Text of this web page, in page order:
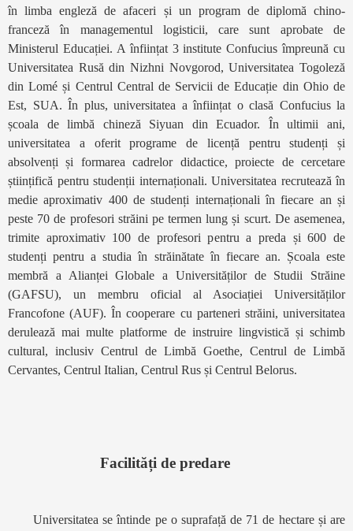
în limba engleză de afaceri și un program de diplomă chino-
franceză în managementul logisticii, care sunt aprobate de
Ministerul Educației. A înființat 3 institute Confucius împreună cu
Universitatea Rusă din Nizhni Novgorod, Universitatea Togoleză
din Lomé și Centrul Central de Servicii de Educație din Ohio de
Est, SUA. În plus, universitatea a înființat o clasă Confucius la
școala de limbă chineză Siyuan din Ecuador. În ultimii ani,
universitatea a oferit programe de licență pentru studenți și
absolvenți și formarea cadrelor didactice, proiecte de cercetare
științifică pentru studenții internaționali. Universitatea recrutează în
medie aproximativ 400 de studenți internaționali în fiecare an și
peste 70 de profesori străini pe termen lung și scurt. De asemenea,
trimite aproximativ 100 de profesori pentru a preda și 600 de
studenți pentru a studia în străinătate în fiecare an. Școala este
membră a Alianței Globale a Universităților de Studii Străine
(GAFSU), un membru oficial al Asociației Universităților
Francofone (AUF). În cooperare cu parteneri străini, universitatea
derulează mai multe platforme de instruire lingvistică și schimb
cultural, inclusiv Centrul de Limbă Goethe, Centrul de Limbă
Cervantes, Centrul Italian, Centrul Rus și Centrul Belorus.
Facilități de predare
Universitatea se întinde pe o suprafață de 71 de hectare și are